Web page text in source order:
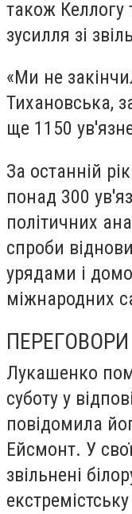
також Келлогу
зусилля зі
«Ми не
Тихановська,
ще 1150
За останній
понад 300
політичних
спроби
урядами і
міжнародних
Лукашенко
суботу у
повідомила
Ейсмонт. У
звільнені